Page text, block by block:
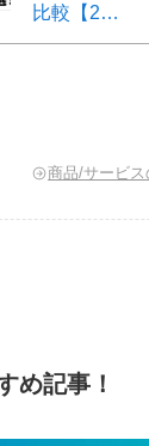
比較【2…
商品/サービ
め記事！